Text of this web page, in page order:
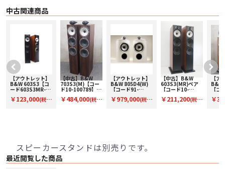
Continuum™コーンは、その複合構造により、従来のドライブユニットの性能
を低下させる挙動の急激な変化を回避しています。606 S3では、よりオープン
でニュートラルなサウンドを実現し、声や楽器の音をより正確で透明感高く再
現することができます。
アップグレードされたスピーカーターミナル
最新の700シリーズに倣って改良された新しい606 S3のスピーカーターミナル
は、より簡単に、より確実に接続できるようにレイアウトを改めることによ
り、アンプとスピーカー間の信号伝送の品質を高めています。
■ 主な仕様
〇 技術的特徴
・ デカップリング・ダブルドーム・チタニウム・トゥイーター
・ Continuum™ コーン・バス / ミッドレンジ
〇 周波数レンジ（-6dB） 40Hz - 33kHz
〇 周波数レスポンス（基準値に対し±3dB） 52Hz - 28kHz
〇 感度（軸上 1m / 2.83Vrms） 88dB
〇 高調波歪 2次および3次高調波（90dB、軸上1m）
中古関連商品
【アウトレット】
B&W 603S3【コ
ード603S3MR-
ーカー(ペアのみ)
￥123,000(税
【中古】B&W
703S3(M)【コー
ド10-100789】フ
(ペア)
￥484,000(税
【アウトレット】
B&W 805D4(W)
【コード91-
シェルフスピーカ
￥979,000(税
【中古】B&W
603S3(MR)ペア
【コード10-
型スピーカー(ペ
￥211,200(税
【ア
B&W
【コ
型ス
￥
スピーカースタンドは別売りです。
最近閲覧した商品